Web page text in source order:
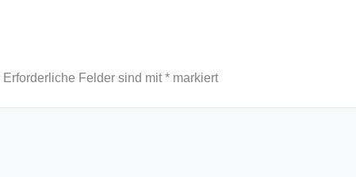
Erforderliche Felder sind mit* markiert